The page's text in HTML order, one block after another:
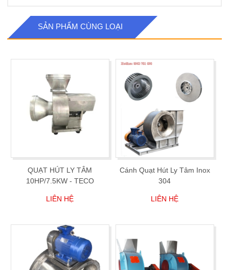
SẢN PHẨM CÙNG LOẠI
QUẠT HÚT LY TÂM
10HP/7.5KW - TECO
LIÊN HỆ
Cánh Quạt Hút Ly Tâm Inox
304
LIÊN HỆ